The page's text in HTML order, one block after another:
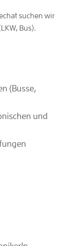
suchen wir
Bus).
(Busse,
und